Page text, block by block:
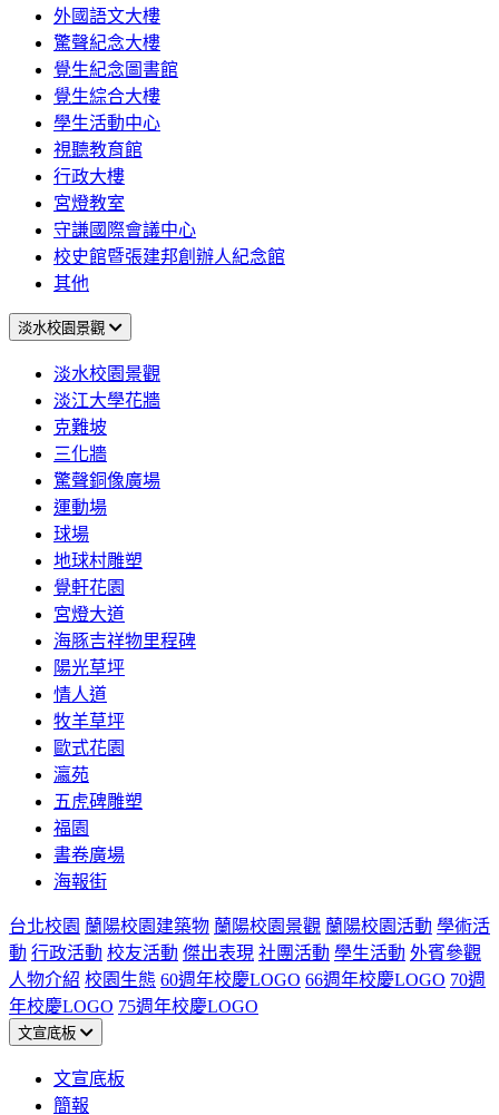
外國語文大樓
驚聲紀念大樓
覺生紀念圖書館
覺生綜合大樓
學生活動中心
視聽教育館
行政大樓
宮燈教室
守謙國際會議中心
校史館暨張建邦創辦人紀念館
其他
淡水校園景觀
淡水校園景觀
淡江大學花牆
克難坡
三化牆
驚聲銅像廣場
運動場
球場
地球村雕塑
覺軒花園
宮燈大道
海豚吉祥物里程碑
陽光草坪
情人道
牧羊草坪
歐式花園
瀛苑
五虎碑雕塑
福園
書卷廣場
海報街
台北校園 蘭陽校園建築物 蘭陽校園景觀 蘭陽校園活動 學術活
動 行政活動 校友活動 傑出表現 社團活動 學生活動 外賓參觀
人物介紹 校園生態 60週年校慶LOGO 66週年校慶LOGO 70週
年校慶LOGO 75週年校慶LOGO
文宣底板
文宣底板
簡報